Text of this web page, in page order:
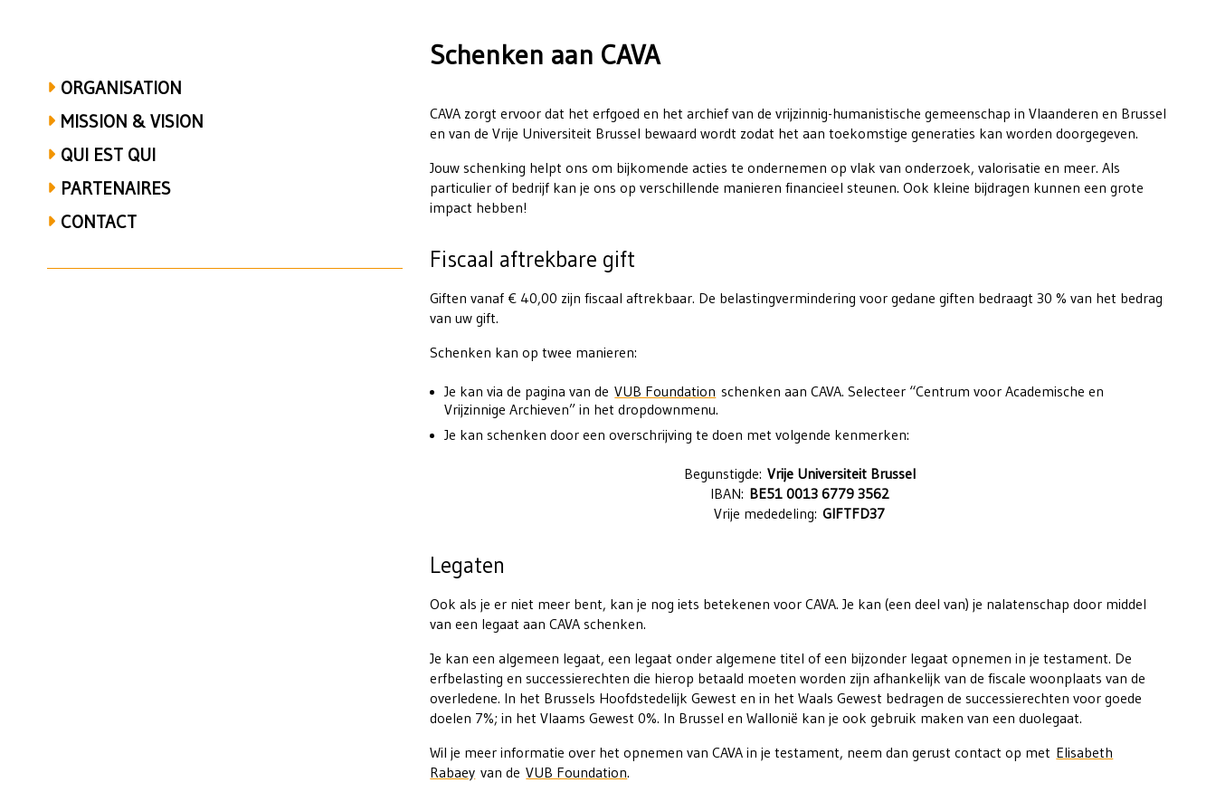
ORGANISATION
MISSION & VISION
QUI EST QUI
PARTENAIRES
CONTACT
Schenken aan CAVA
CAVA zorgt ervoor dat het erfgoed en het archief van de vrijzinnig-humanistische gemeenschap in Vlaanderen en Brussel
en van de Vrije Universiteit Brussel bewaard wordt zodat het aan toekomstige generaties kan worden doorgegeven.
Jouw schenking helpt ons om bijkomende acties te ondernemen op vlak van onderzoek, valorisatie en meer. Als
particulier of bedrijf kan je ons op verschillende manieren financieel steunen. Ook kleine bijdragen kunnen een grote
impact hebben!
Fiscaal aftrekbare gift
Giften vanaf € 40,00 zijn fiscaal aftrekbaar. De belastingvermindering voor gedane giften bedraagt 30 % van het bedrag
van uw gift.
Schenken kan op twee manieren:
Je kan via de pagina van deVUB Foundation schenken aan CAVA. Selecteer “Centrum voor Academische en
Vrijzinnige Archieven” in het dropdownmenu.
Je kan schenken door een overschrijving te doen met volgende kenmerken:
Begunstigde: Vrije Universiteit Brussel
IBAN: BE51 0013 6779 3562
Vrije mededeling:GIFTFD37
Legaten
Ook als je er niet meer bent, kan je nog iets betekenen voor CAVA. Je kan (een deel van) je nalatenschap door middel
van een legaat aan CAVA schenken.
Je kan een algemeen legaat, een legaat onder algemene titel of een bijzonder legaat opnemen in je testament. De
erfbelasting en successierechten die hierop betaald moeten worden zijn afhankelijk van de fiscale woonplaats van de
overledene. In het Brussels Hoofdstedelijk Gewest en in het Waals Gewest bedragen de successierechten voor goede
doelen 7%; in het Vlaams Gewest 0%. In Brussel en Wallonië kan je ook gebruik maken van een duolegaat.
Wil je meer informatie over het opnemen van CAVA in je testament, neem dan gerust contact op met Elisabeth
Rabaey van deVUB Foundation.